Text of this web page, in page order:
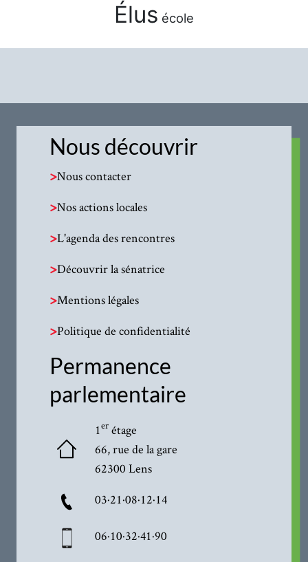
Élus école
Nous découvrir
>Nous contacter
>Nos actions locales
>L'agenda des rencontres
>Découvrir la sénatrice
>Mentions légales
>Politique de confidentialité
Permanence
parlementaire
1erétage
66, rue de la gare
62300 Lens
03·21·08·12·14
06·10·32·41·90